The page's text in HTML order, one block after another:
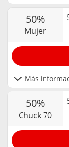
50%
mujer
Más
50%
chuck 70